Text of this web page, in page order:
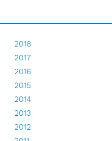
2018
2017
2016
2015
2014
2013
2012